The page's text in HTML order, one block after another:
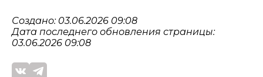
Создано: 03.06.2026 09:08
Дата последнего обновления страницы:
03.06.2026 09:08